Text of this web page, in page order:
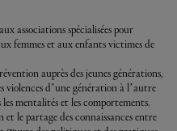
associations spécialisées pour
femmes et aux enfants victimes de
auprès des jeunes générations,
d’une génération à l’autre
mentalités et les comportements.
le partage des connaissances entre